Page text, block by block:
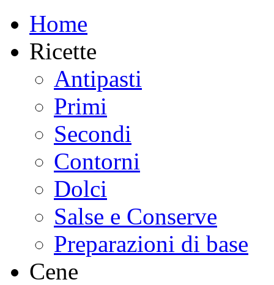
Home
Ricette
Antipasti
Primi
Secondi
Contorni
Dolci
Salse e Conserve
Preparazioni di base
Cene